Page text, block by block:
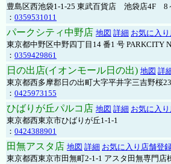
豊島区西池袋1-1-25 東武百貨店 池袋店4F 8
： 0359531011
パークシティ中野店 地図 詳細 お気に入
東京都中野区中野四丁目14 番1 号 PARKCITY
： 0359429861
日の出店(イオンモール日の出) 地図 詳
東京都西多摩郡日の出町大字平井字三吉野桜
： 0425973155
ひばりが丘パルコ店 地図 詳細 お気に入
東京都西東京市ひばりが丘1-1-1
： 0424388901
田無アスタ店 地図 詳細 お気に入り店舗登
東京都西東京市田無町2-1-1 アスタ田無専門店